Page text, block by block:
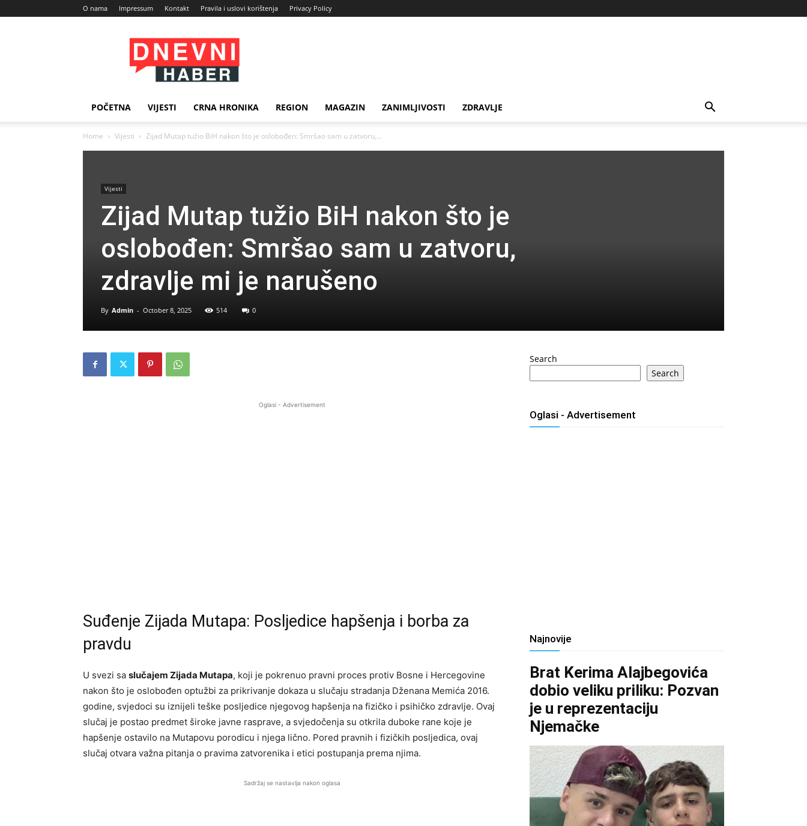
O nama Impressum Kontakt Pravila i uslovi korištenja Privacy Policy
Dnevni
Haber
POČETNA VIJESTI CRNA HRONIKA REGION MAGAZIN ZANIMLJIVOSTI ZDRAVLJE
Home Vijesti Zijad Mutap tužio BiH nakon što je oslobođen: Smršao sam u zatvoru,...
Vijesti
Zijad Mutap tužio BiH nakon što je
oslobođen: Smršao sam u zatvoru,
zdravlje mi je narušeno
By Admin - October 8, 2025 514 0
Oglasi - Advertisement
Suđenje Zijada Mutapa: Posljedice hapšenja i borba za
pravdu
U svezi sa slučajem Zijada Mutapa, koji je pokrenuo pravni proces protiv Bosne i Hercegovine
nakon što je oslobođen optužbi za prikrivanje dokaza u slučaju stradanja Dženana Memića 2016.
godine, svjedoci su iznijeli teške posljedice njegovog hapšenja na fizičko i psihičko zdravlje. Ovaj
slučaj je postao predmet široke javne rasprave, a svjedočenja su otkrila duboke rane koje je
hapšenje ostavilo na Mutapovu porodicu i njega lično. Pored pravnih i fizičkih posljedica, ovaj
slučaj otvara važna pitanja o pravima zatvorenika i etici postupanja prema njima.
Sadržaj se nastavlja nakon oglasa
Search
Search
Oglasi - Advertisement
Najnovije
Brat Kerima Alajbegovića
dobio veliku priliku: Pozvan
je u reprezentaciju
Njemačke